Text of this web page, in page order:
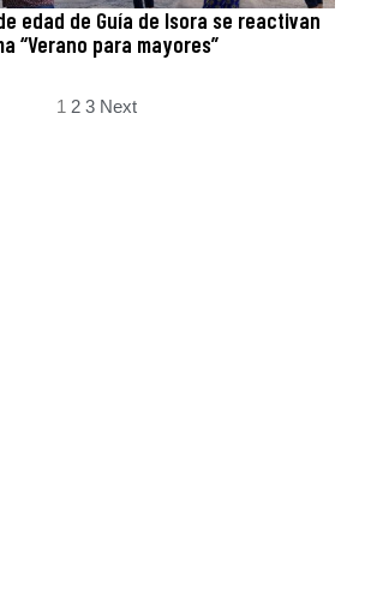
edad de Guía de Isora se reactivan
“Verano para mayores”
1 2 3 Next